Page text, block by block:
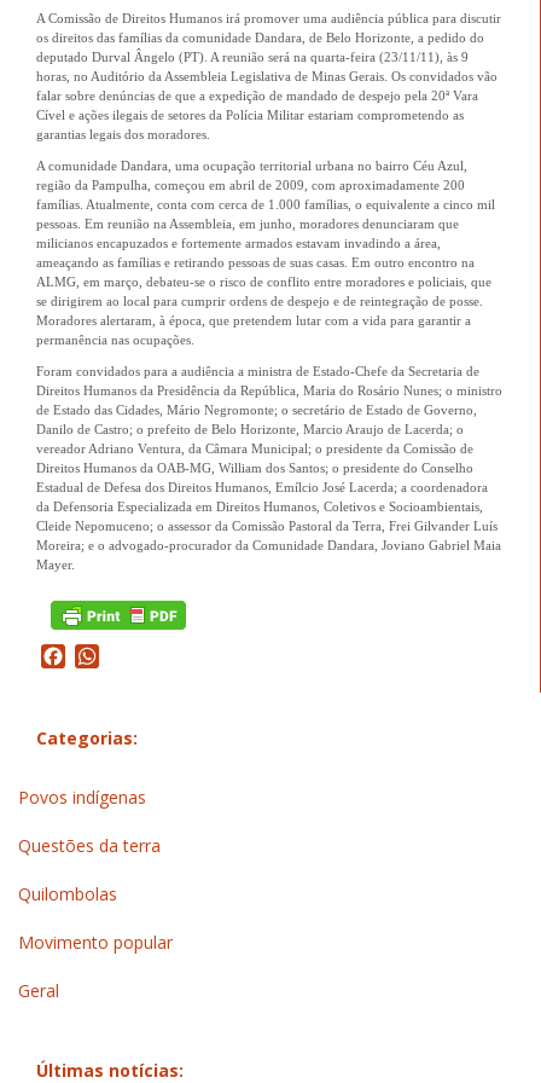
A Comissão de Direitos Humanos irá promover uma audiência pública para discutir
os direitos das famílias da comunidade Dandara, de Belo Horizonte, a pedido do
deputado Durval Ângelo (PT). A reunião será na quarta-feira (23/11/11), às 9
horas, no Auditório da Assembleia Legislativa de Minas Gerais. Os convidados vão
falar sobre denúncias de que a expedição de mandado de despejo pela 20ª Vara
Cível e ações ilegais de setores da Polícia Militar estariam comprometendo as
garantias legais dos moradores.
A comunidade Dandara, uma ocupação territorial urbana no bairro Céu Azul,
região da Pampulha, começou em abril de 2009, com aproximadamente 200
famílias. Atualmente, conta com cerca de 1.000 famílias, o equivalente a cinco mil
pessoas. Em reunião na Assembleia, em junho, moradores denunciaram que
milicianos encapuzados e fortemente armados estavam invadindo a área,
ameaçando as famílias e retirando pessoas de suas casas. Em outro encontro na
ALMG, em março, debateu-se o risco de conflito entre moradores e policiais, que
se dirigirem ao local para cumprir ordens de despejo e de reintegração de posse.
Moradores alertaram, à época, que pretendem lutar com a vida para garantir a
permanência nas ocupações.
Foram convidados para a audiência a ministra de Estado-Chefe da Secretaria de
Direitos Humanos da Presidência da República, Maria do Rosário Nunes; o ministro
de Estado das Cidades, Mário Negromonte; o secretário de Estado de Governo,
Danilo de Castro; o prefeito de Belo Horizonte, Marcio Araujo de Lacerda; o
vereador Adriano Ventura, da Câmara Municipal; o presidente da Comissão de
Direitos Humanos da OAB-MG, William dos Santos; o presidente do Conselho
Estadual de Defesa dos Direitos Humanos, Emílcio José Lacerda; a coordenadora
da Defensoria Especializada em Direitos Humanos, Coletivos e Socioambientais,
Cleide Nepomuceno; o assessor da Comissão Pastoral da Terra, Frei Gilvander Luís
Moreira; e o advogado-procurador da Comunidade Dandara, Joviano Gabriel Maia
Mayer.
Facebook
Categorias:
Povos indígenas
Questões da terra
Quilombolas
Movimento popular
Geral
Últimas notícias: